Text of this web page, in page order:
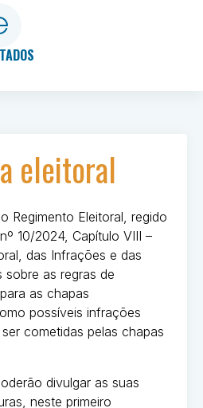
eleitoral
Regimento Eleitoral, regido
10/2024, Capítulo VIII –
das Infrações e das
sobre as regras de
as chapas
possíveis infrações
cometidas pelas chapas
divulgar as suas
neste primeiro